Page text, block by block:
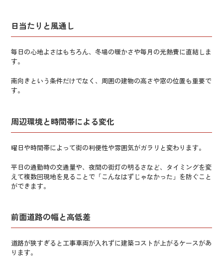
日当たりと風通し
毎日の心地よさはもちろん、冬場の暖かさや毎月の光熱費に直結しま
す。
南向きという条件だけでなく、周囲の建物の高さや窓の位置も重要で
す。
周辺環境と時間帯による変化
曜日や時間帯によって街の利便性や雰囲気がガラリと変わります。
平日の通勤時の交通量や、夜間の街灯の明るさなど、タイミングを変
えて複数回現地を見ることで「こんなはずじゃなかった」を防ぐこと
ができます。
前面道路の幅と高低差
道路が狭すぎると工事車両が入れずに建築コストが上がるケースがあ
ります。